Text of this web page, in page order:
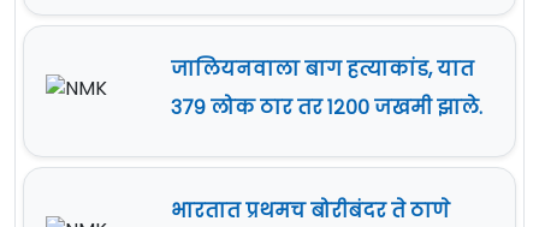
जालियनवाला बाग हत्याकांड, यात
३७९ लोक ठार तर १२०० जखमी झाले.
भारतात प्रथमच बोरीबंदर ते ठाणे